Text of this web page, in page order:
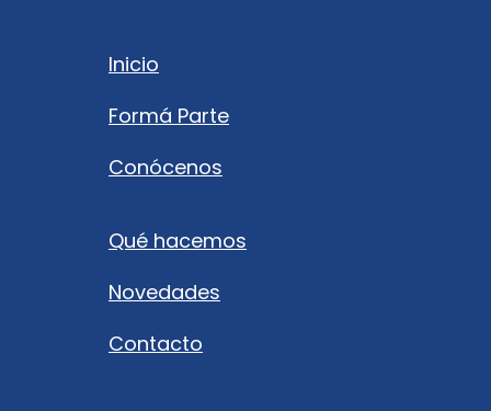
Inicio
Formá Parte
Conócenos
Qué hacemos
Novedades
Contacto